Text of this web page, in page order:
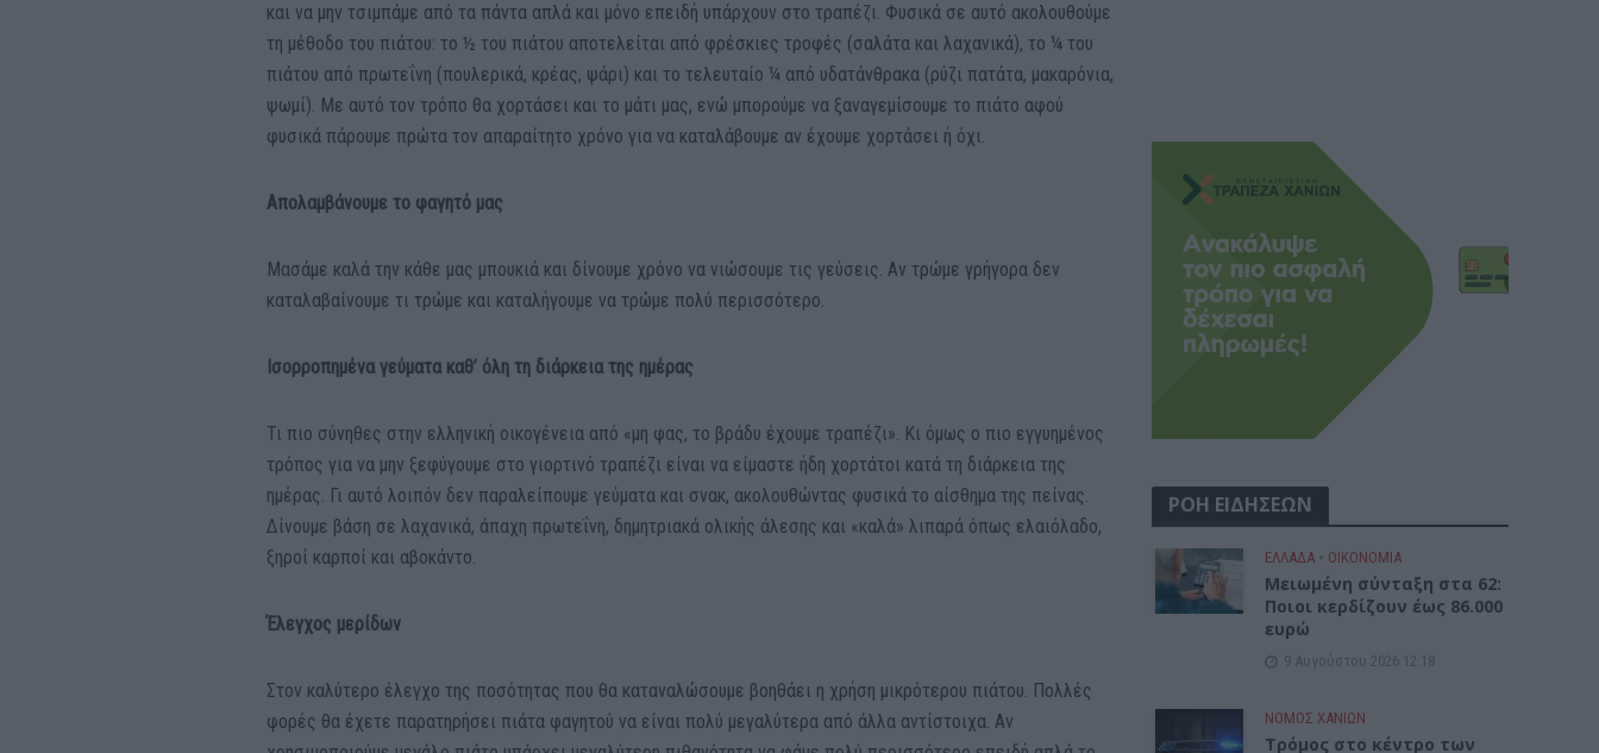
και να μην τσιμπάμε από τα πάντα απλά και μόνο επειδή υπάρχουν στο τραπέζι. Φυσικά σε αυτό ακολουθούμε
τη μέθοδο του πιάτου: το ½ του πιάτου αποτελείται από φρέσκιες τροφές (σαλάτα και λαχανικά), το ¼ του
πιάτου από πρωτεΐνη (πουλερικά, κρέας, ψάρι) και το τελευταίο ¼ από υδατάνθρακα (ρύζι πατάτα, μακαρόνια,
ψωμί). Με αυτό τον τρόπο θα χορτάσει και το μάτι μας, ενώ μπορούμε να ξαναγεμίσουμε το πιάτο αφού
φυσικά πάρουμε πρώτα τον απαραίτητο χρόνο για να καταλάβουμε αν έχουμε χορτάσει ή όχι.
Απολαμβάνουμε το φαγητό μας
Μασάμε καλά την κάθε μας μπουκιά και δίνουμε χρόνο να νιώσουμε τις γεύσεις. Αν τρώμε γρήγορα δεν
καταλαβαίνουμε τι τρώμε και καταλήγουμε να τρώμε πολύ περισσότερο.
Ισορροπημένα γεύματα καθ’ όλη τη διάρκεια της ημέρας
Τι πιο σύνηθες στην ελληνική οικογένεια από «μη φας, το βράδυ έχουμε τραπέζι». Κι όμως ο πιο εγγυημένος
τρόπος για να μην ξεφύγουμε στο γιορτινό τραπέζι είναι να είμαστε ήδη χορτάτοι κατά τη διάρκεια της
ημέρας. Γι αυτό λοιπόν δεν παραλείπουμε γεύματα και σνακ, ακολουθώντας φυσικά το αίσθημα της πείνας.
Δίνουμε βάση σε λαχανικά, άπαχη πρωτεΐνη, δημητριακά ολικής άλεσης και «καλά» λιπαρά όπως ελαιόλαδο,
ξηροί καρποί και αβοκάντο.
Έλεγχος μερίδων
Στον καλύτερο έλεγχο της ποσότητας που θα καταναλώσουμε βοηθάει η χρήση μικρότερου πιάτου. Πολλές
φορές θα έχετε παρατηρήσει πιάτα φαγητού να είναι πολύ μεγαλύτερα από άλλα αντίστοιχα. Αν
ΡΟΗ ΕΙΔΗΣΕΩΝ
ΕΛΛΑΔΑ • ΟΙΚΟΝΟΜΙΑ
Μειωμένη σύνταξη στα 62:
Ποιοι κερδίζουν έως 86.000
ευρώ
9 Αυγούστου 2026 12:18
ΝΟΜΌΣ ΧΑΝΊΩΝ
Τρόμος στο κέντρο των